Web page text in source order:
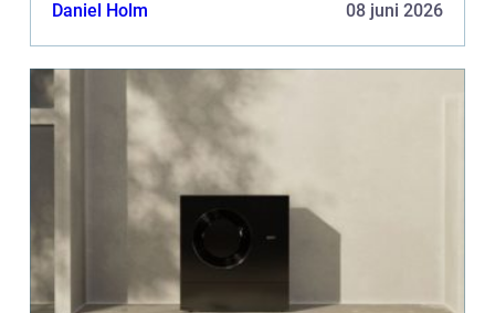
Daniel Holm 08 juni 2026